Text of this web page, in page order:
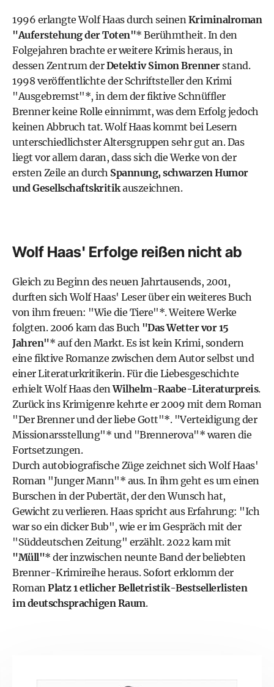
1996 erlangte Wolf Haas durch seinenKriminalroman
"Auferstehung der Toten"* Berühmtheit. In den
Folgejahren brachte er weitere Krimis heraus, in
dessen Zentrum derDetektiv Simon Brennerstand.
1998 veröffentlichte der Schriftsteller den Krimi
"Ausgebremst"*, in dem der fiktive Schnüffler
Brenner keine Rolle einnimmt, was dem Erfolg jedoch
keinen Abbruch tat. Wolf Haas kommt bei Lesern
unterschiedlichster Altersgruppen sehr gut an. Das
liegt vor allem daran, dass sich die Werke von der
ersten Zeile an durch Spannung, schwarzen Humor
und Gesellschaftskritikauszeichnen.
Wolf Haas' Erfolge reißen nicht ab
Gleich zu Beginn des neuen Jahrtausends, 2001,
durften sich Wolf Haas' Leser über ein weiteres Buch
von ihm freuen: "Wie die Tiere"*. Weitere Werke
folgten. 2006 kam das Buch "Das Wetter vor 15
Jahren"* auf den Markt. Es ist kein Krimi, sondern
eine fiktive Romanze zwischen dem Autor selbst und
einer Literaturkritikerin. Für die Liebesgeschichte
erhielt Wolf Haas denWilhelm-Raabe-Literaturpreis.
Zurück ins Krimigenre kehrte er 2009 mit dem Roman
"Der Brenner und der liebe Gott"*. "Verteidigung der
Missionarsstellung"* und "Brennerova"* waren die
Fortsetzungen.
Durch autobiografische Züge zeichnet sich Wolf Haas'
Roman "Junger Mann"* aus. In ihm geht es um einen
Burschen in derPubertät, der den Wunsch hat,
Gewicht zu verlieren. Haas spricht aus Erfahrung: "Ich
war so ein dicker Bub", wie er im Gespräch mit der
"Süddeutschen Zeitung" erzählt. 2022 kam mit
"Müll"* der inzwischen neunte Band der beliebten
Brenner-Krimireihe heraus. Sofort erklomm der
RomanPlatz 1 etlicher Belletristik-Bestsellerlisten
im deutschsprachigen Raum.